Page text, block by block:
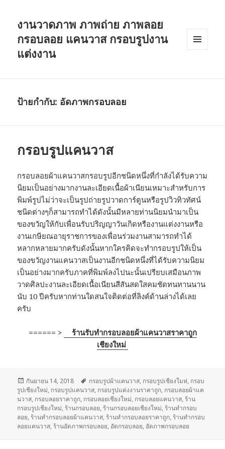
งานวาดภาพ ภาพถ่าย ภาพลอย
กรอบลอย แคนวาส กรอบรูปงาน
แต่งงาน
ป้ายกำกับ: อัดภาพกรอบลอย
กรอบรูปแคนวาส
กรอบลอยผ้าแคนวาสกรอบรูปอีกชนิดหนึ่งที่กำลังได้รับความ
นิยมเป็นอย่างมากงานละเอียดเนื้อผ้าเนียนเหมาะสำหรับการ
พิมพ์รูปไม่ว่าจะเป็นรูปถ่ายรูปวาดการ์ตูนหรือรูปวิวทิวทัศน์
ชนิดต่างๆก็สามารถทำได้ดังนั้นมีหลายท่านนิยมนำมาเป็น
ของขวัญให้กับเพื่อนรับปริญญาวันเกิดหรืองานแต่งงานหรือ
งานเกษียณอายุราชการของเพื่อนร่วมงานสามารถทำได้
หลากหลายมากครับดังนั้นหากใครคิดจะทำกรอบรูปให้เป็น
ของขวัญงานแคนวาสเป็นงานอีกชนิดหนึ่งที่ได้รับความนิยม
เป็นอย่างมากครับภาคที่พิมพ์ลงไปนะนั้นเปรียบเสมือนภาพ
วาดศิลปะงานละเอียดเนื้อเนียนสีสันสดใสคมชัดทนทานนาน
นับ 10 ปีครับหากท่านใดสนใจติดต่อที่ลิงค์ด้านล่างได้เลย
ครับ
====== >
ร้านรับทำกรอบลอยผ้าแคนวาสราคาถูก
เชียงใหม่
เขียน
เมื่อ
กันยายน 14, 2018
ป้าย
กำกับ
กรอบรูปผ้าแคนวาส, กรอบรูปเชียงใมห่, กรอบ
รูปเชียงใหม่, กรอบรูปแคนวาส, กรอบรูปแต่งงานราคาถูก, กรอบลอยผ้าแค
นวาส, กรอบลอยราคาถูก, กรอบลอยเชียงใหม่, กรอบลอยแคนวาส, ร้าน
กรอบรูปเชียงใหม่, ร้านกรอบลอย, ร้านกรอบลอยเชียงใหม่, ร้านทำกรอบ
ลอย, ร้านทำกรอบลอยผ้าแคนวาส, ร้านทำกรอบลอยราคาถูก, ร้านทำกรอบ
ลอยแคนวาส, ร้านอัดภาพกรอบลอย, อัดกรอบลอย, อัดภาพกรอบลอย